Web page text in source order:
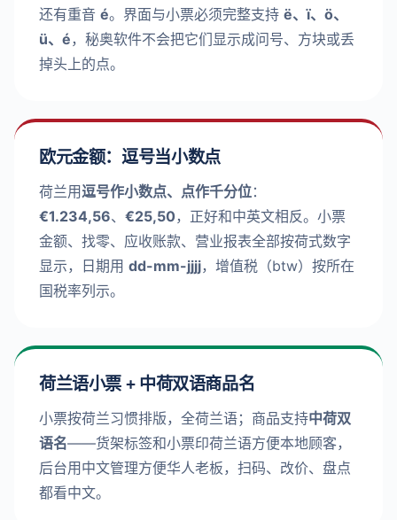
还有重音 é。界面与小票必须完整支持 ë、ï、ö、
ü、é，秘奥软件不会把它们显示成问号、方块或丢
掉头上的点。
欧元金额：逗号当小数点
荷兰用逗号作小数点、点作千分位：
€1.234,56、 €25,50，正好和中英文相反。小票
金额、找零、应收账款、营业报表全部按荷式数字
显示，日期用 dd-mm-jjjj，增值税（btw）按所在
国税率列示。
荷兰语小票 + 中荷双语商品名
小票按荷兰习惯排版，全荷兰语；商品支持中荷双
语名——货架标签和小票印荷兰语方便本地顾客，
后台用中文管理方便华人老板，扫码、改价、盘点
都看中文。